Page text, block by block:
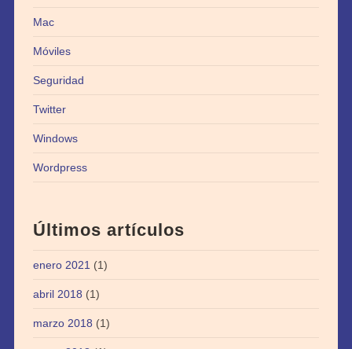
Mac
Móviles
Seguridad
Twitter
Windows
Wordpress
Últimos artículos
enero 2021 (1)
abril 2018 (1)
marzo 2018 (1)